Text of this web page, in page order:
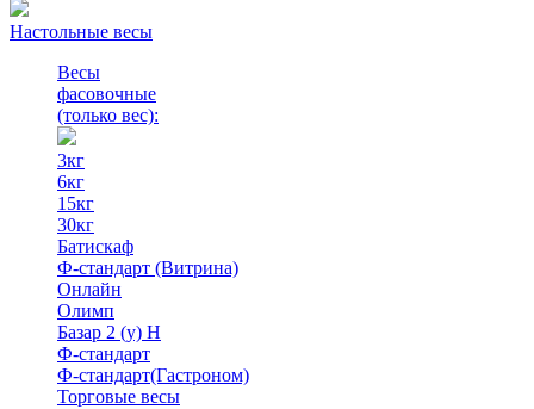
Настольные весы
Весы
фасовочные
(только вес):
3кг
6кг
15кг
30кг
Батискаф
Ф-стандарт (Витрина)
Онлайн
Олимп
Базар 2 (у) Н
Ф-стандарт
Ф-стандарт(Гастроном)
Торговые весы